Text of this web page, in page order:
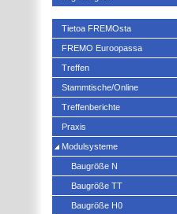
Tietoa FREMOsta
FREMO Euroopassa
Treffen
Stammtische/Online
Treffenberichte
Praxis
Modulsysteme
Baugröße N
Baugröße TT
Baugröße H0